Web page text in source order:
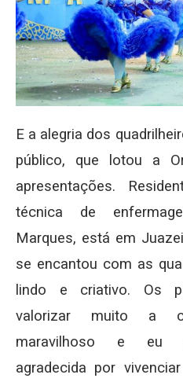
E a alegria dos
público, que lotou a
apresentações.
técnica de
Marques, está em
se encantou com as
lindo e criativo. Os
valorizar muito a
maravilhoso e eu
agradecida por